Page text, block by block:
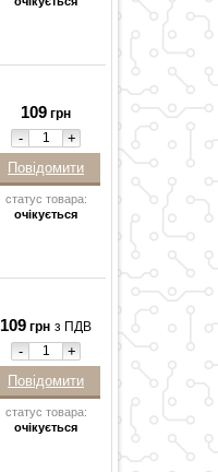
109 грн
-
+
Повідомити
статус товара:
очікується
109 грн з ПДВ
-
+
Повідомити
статус товара:
очікується